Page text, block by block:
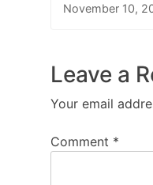
November 10,
Leave a
Your email
Comment *